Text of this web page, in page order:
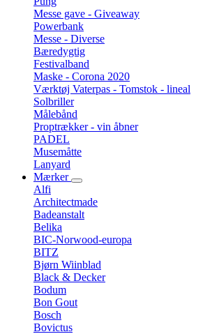
Messe gave - Giveaway
Powerbank
Messe - Diverse
Bæredygtig
Festivalband
Maske - Corona 2020
Værktøj Vaterpas - Tomstok - lineal
Solbriller
Målebånd
Proptrækker - vin åbner
PADEL
Musemåtte
Lanyard
Mærker
Alfi
Architectmade
Badeanstalt
Belika
BIC-Norwood-europa
BITZ
Bjørn Wiinblad
Black & Decker
Bodum
Bon Gout
Bosch
Bovictus